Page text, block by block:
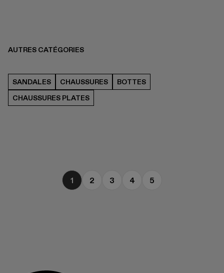
AUTRES CATÉGORIES
SANDALES CHAUSSURES
BOTTES
CHAUSSURES PLATES
1 2 3 4 5